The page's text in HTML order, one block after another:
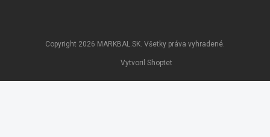
Vytvoril Shoptet
Copyright 2026 MARKBAL.SK . Všetky práva vyhradené.